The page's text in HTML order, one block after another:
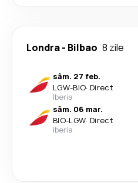
Londra- Bilbao 8 zile
sâm. 27 feb.
LGW-BIO· Direct
Iberia
sâm. 06 mar.
BIO-LGW· Direct
Iberia